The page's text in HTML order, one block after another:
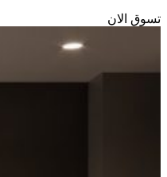
تسوق الان